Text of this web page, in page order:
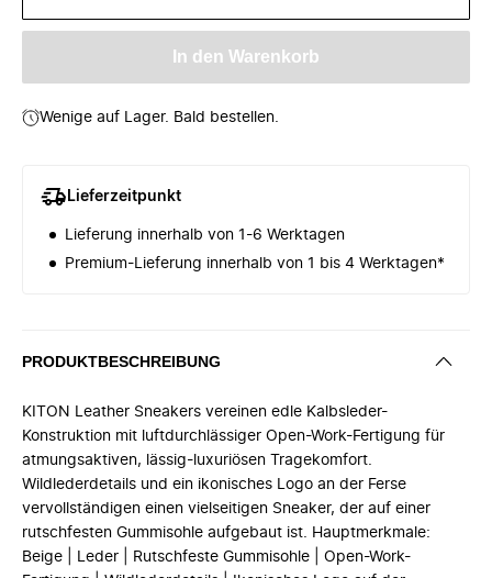
In den Warenkorb
Wenige auf Lager. Bald bestellen.
Lieferzeitpunkt
Lieferung innerhalb von 1-6 Werktagen
Premium-Lieferung innerhalb von 1 bis 4 Werktagen*
PRODUKTBESCHREIBUNG
KITON Leather Sneakers vereinen edle Kalbsleder-
Konstruktion mit luftdurchlässiger Open-Work-Fertigung für
atmungsaktiven, lässig-luxuriösen Tragekomfort.
Wildlederdetails und ein ikonisches Logo an der Ferse
vervollständigen einen vielseitigen Sneaker, der auf einer
rutschfesten Gummisohle aufgebaut ist. Hauptmerkmale:
Beige | Leder | Rutschfeste Gummisohle | Open-Work-